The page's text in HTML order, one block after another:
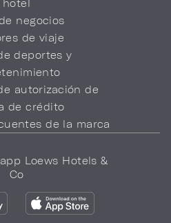
hotel
negocios
de viaje
deportes y
autorización de
de crédito
de la marca
Loews Hotels &
Co